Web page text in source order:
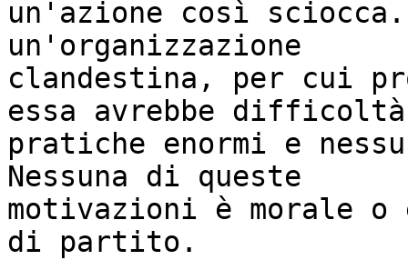
un'azione così
un'organizzazione
clandestina, per cui
essa avrebbe difficoltà
pratiche enormi e
Nessuna di queste
motivazioni è morale
di partito.